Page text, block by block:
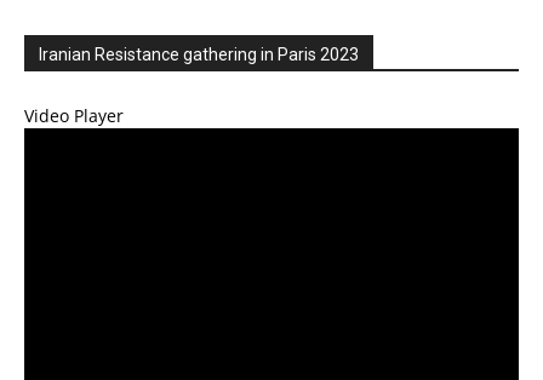
Iranian Resistance gathering in Paris 2023
Video Player